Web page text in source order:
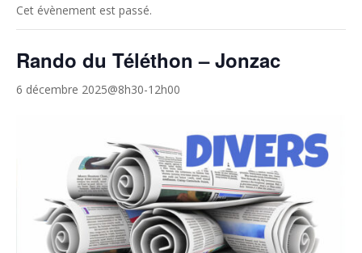
Cet évènement est passé.
Rando du Téléthon – Jonzac
6 décembre 2025@8h30-12h00